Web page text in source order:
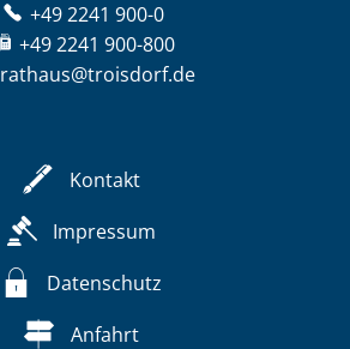
+49 2241 900-0
+49 2241 900-800
rathaus@troisdorf.de
Kontakt
Impressum
Datenschutz
Anfahrt